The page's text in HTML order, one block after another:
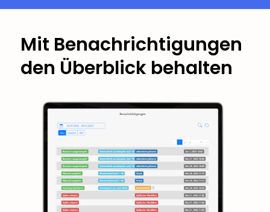
Mit Benachrichtigungen
den Überblick behalten